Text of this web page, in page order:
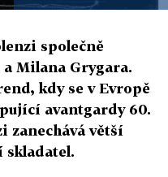
společně
a Milana Grygara.
kdy se v Evropě
avantgardy 60.
zanechává větší
skladatel.